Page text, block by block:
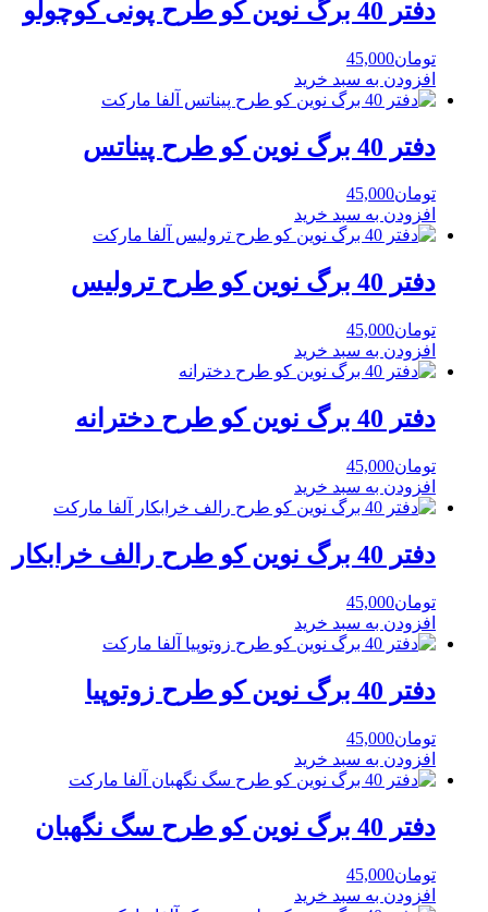
دفتر 40 برگ نوین کو طرح پونی کوچولو
تومان45,000
افزودن به سبد خرید
دفتر 40 برگ نوین کو طرح پیناتس
تومان45,000
افزودن به سبد خرید
دفتر 40 برگ نوین کو طرح ترولیس
تومان45,000
افزودن به سبد خرید
دفتر 40 برگ نوین کو طرح دخترانه
تومان45,000
افزودن به سبد خرید
دفتر 40 برگ نوین کو طرح رالف خرابکار
تومان45,000
افزودن به سبد خرید
دفتر 40 برگ نوین کو طرح زوتوپیا
تومان45,000
افزودن به سبد خرید
دفتر 40 برگ نوین کو طرح سگ نگهبان
تومان45,000
افزودن به سبد خرید